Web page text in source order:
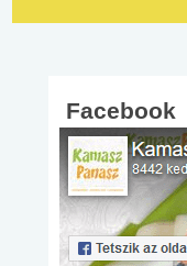
Facebook